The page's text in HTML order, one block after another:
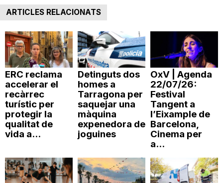
o
n
a
ARTICLES RELACIONATS
ERC reclama
accelerar el
recàrrec
turístic per
protegir la
qualitat de
vida a...
Detinguts dos
homes a
Tarragona per
saquejar una
màquina
expenedora de
joguines
OxV | Agenda
22/07/26:
Festival
Tangent a
l’Eixample de
Barcelona,
Cinema per
a...